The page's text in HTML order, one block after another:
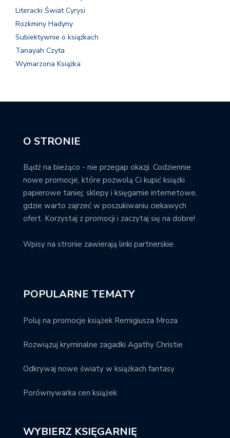
Literacki Świat Cyrysi
Rozkminy Hadyny
Subiektywnie o książkach
Tanayah Czyta
Wymarzona Książka
O STRONIE
Bądź na bieżąco - nie przegap okazji. Codziennie
nowe promocje, które pozwolą Ci kupić książki
papierowe taniej; sklepy i księgarnie internetowe,
gdzie warto zajrzeć w poszukiwaniu ciekawych
ofert. Korzystaj z promocji i zaczytaj się na dobre!
Wpisy na stronie zawierają linki partnerskie.
POPULARNE TEMATY
Poluj na promocje książek Remigiusza Mroza
Rozwiązuj kryminalne zagadki Agathy Christie
Odkrywaj nowe światy w książkach fantasy
Porównywarka cen książek
WYBIERZ KSIĘGARNIĘ